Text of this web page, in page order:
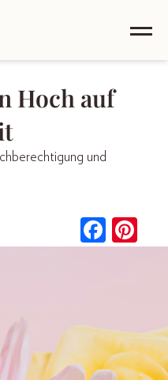
Hoch auf
und